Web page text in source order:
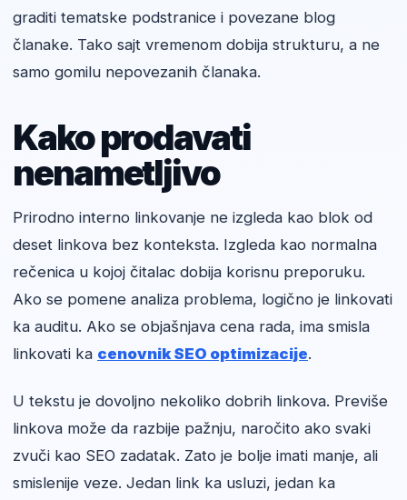
graditi tematske podstranice i povezane blog
članake. Tako sajt vremenom dobija strukturu, a ne
samo gomilu nepovezanih članaka.
Kako prodavati
nenametljivo
Prirodno interno linkovanje ne izgleda kao blok od
deset linkova bez konteksta. Izgleda kao normalna
rečenica u kojoj čitalac dobija korisnu preporuku.
Ako se pomene analiza problema, logično je linkovati
ka auditu. Ako se objašnjava cena rada, ima smisla
linkovati ka cenovnik SEO optimizacije.
U tekstu je dovoljno nekoliko dobrih linkova. Previše
linkova može da razbije pažnju, naročito ako svaki
zvuči kao SEO zadatak. Zato je bolje imati manje, ali
smislenije veze. Jedan link ka usluzi, jedan ka